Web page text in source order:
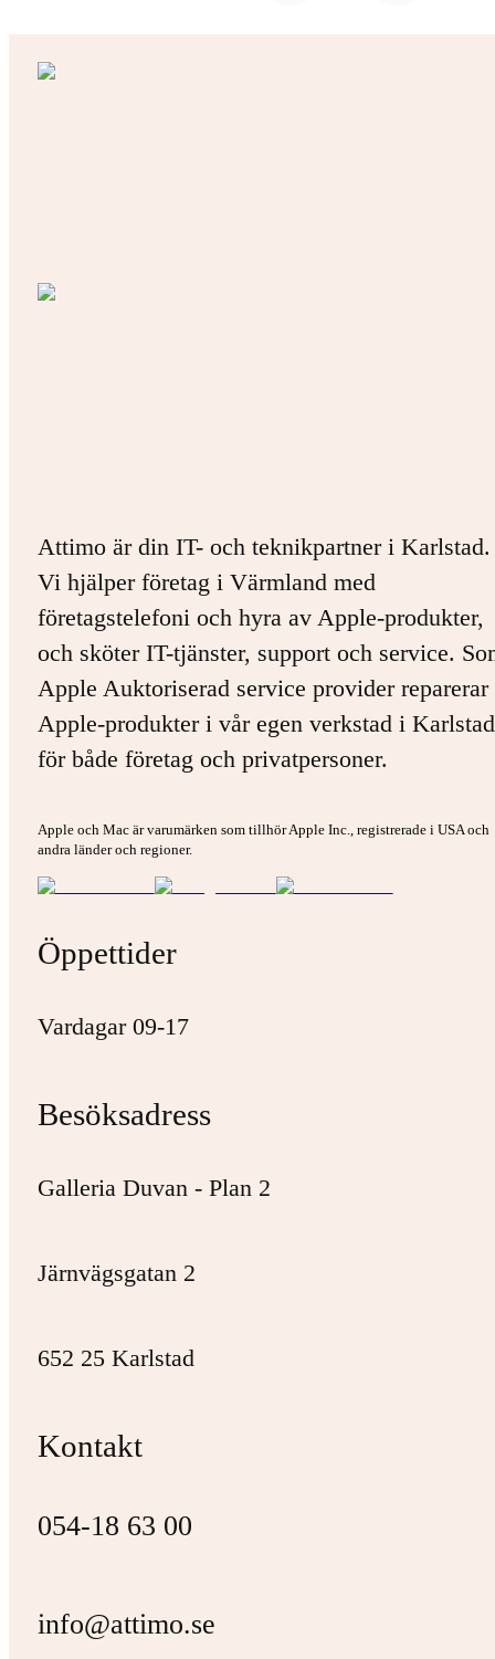
Attimo är din IT- och teknikpartner i Karlstad.
Vi hjälper företag i Värmland med
företagstelefoni och hyra av Apple-produkter,
och sköter IT-tjänster, support och service.
Apple Auktoriserad service provider
Apple-produkter i vår egen verkstad i
för både företag och privatpersoner.
Apple och Mac är varumärken som tillhör Apple Inc., registrerade i USA och
andra länder och regioner.
Öppettider
Vardagar 09-17
Besöksadress
Galleria Duvan - Plan 2
Järnvägsgatan 2
652 25 Karlstad
Kontakt
054-18 63 00
info@attimo.se